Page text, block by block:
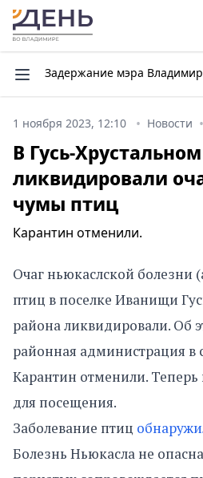
Задержание мэра
1 ноября 2023, 12:10 Новости
В Гусь-Хрустальном
ликвидировали
чумы птиц
Карантин отменили.
Очаг ньюкаслской болезни
птиц в поселке Иванищи
района ликвидировали. Об
районная администрация в
Карантин отменили.
для посещения.
Заболевание птиц
Болезнь Ньюкасла не